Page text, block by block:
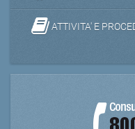
ATTIVITA' E